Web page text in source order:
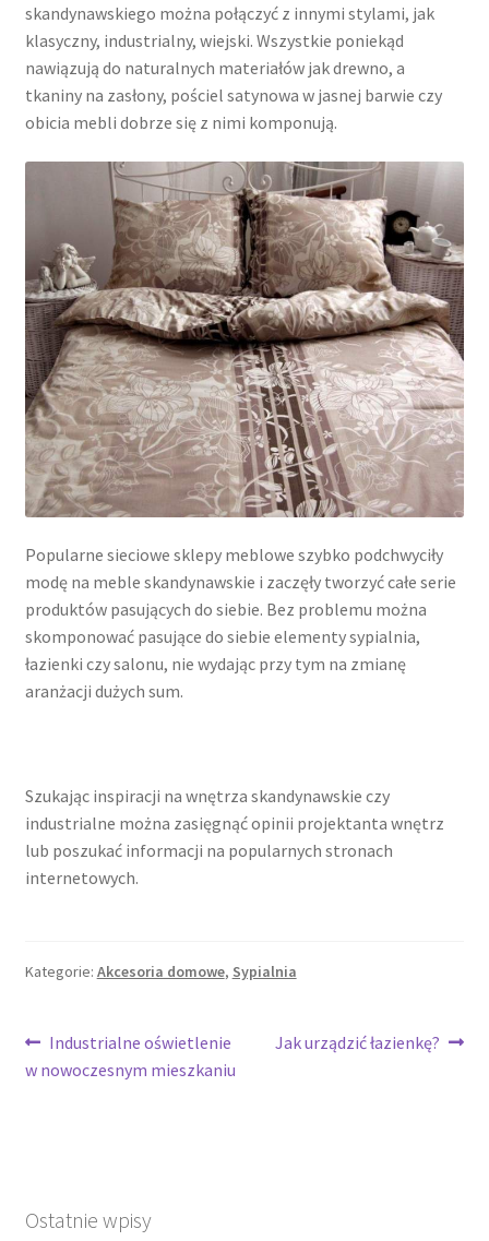
skandynawskiego można połączyć z innymi stylami, jak
klasyczny, industrialny, wiejski. Wszystkie poniekąd
nawiązują do naturalnych materiałów jak drewno, a
tkaniny na zasłony, pościel satynowa w jasnej barwie czy
obicia mebli dobrze się z nimi komponują.
Popularne sieciowe sklepy meblowe szybko podchwyciły
modę na meble skandynawskie i zaczęły tworzyć całe serie
produktów pasujących do siebie. Bez problemu można
skomponować pasujące do siebie elementy sypialnia,
łazienki czy salonu, nie wydając przy tym na zmianę
aranżacji dużych sum.
Szukając inspiracji na wnętrza skandynawskie czy
industrialne można zasięgnąć opinii projektanta wnętrz
lub poszukać informacji na popularnych stronach
internetowych.
Kategorie: Akcesoria domowe, Sypialnia
Nawigacja
wpisu
Poprzedni
wpis:
Industrialne oświetlenie
w nowoczesnym mieszkaniu
Następny
Jak urządzić łazienkę?
Ostatnie wpisy